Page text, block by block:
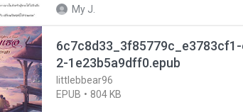
My J.
2-1e23b5a9dff0.epub
littlebbear96
EPUB
804 KB